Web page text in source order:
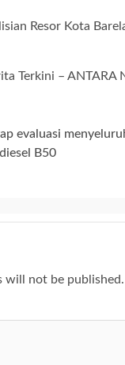
Resor Kota
Terkini – ANTARA
evaluasi
B50
will not be published.